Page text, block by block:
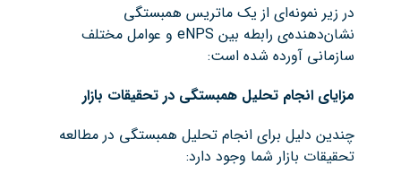
در زیر نمونه‌ای از یک ماتریس همبستگی
نشان‌دهنده‌ی رابطه بین eNPS و عوامل مختلف
سازمانی آورده شده است:
مزایای انجام تحلیل همبستگی در تحقیقات بازار
چندین دلیل برای انجام تحلیل همبستگی در مطالعه
تحقیقات بازار شما وجود دارد: